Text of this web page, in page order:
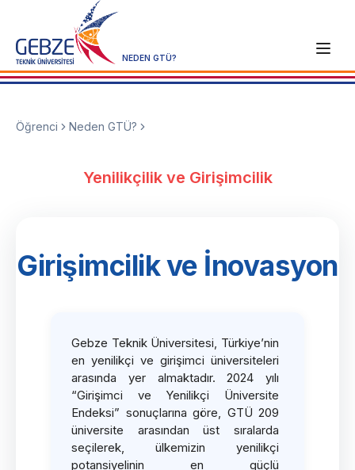
NEDEN GTÜ?
Öğrenci Neden GTÜ?
Yenilikçilik ve Girişimcilik
Girişimcilik ve İnovasyon
Gebze Teknik Üniversitesi, Türkiye’nin
en yenilikçi ve girişimci üniversiteleri
arasında yer almaktadır. 2024 yılı
“Girişimci ve Yenilikçi Üniversite
Endeksi” sonuçlarına göre, GTÜ 209
üniversite arasından üst sıralarda
seçilerek, ülkemizin yenilikçi
potansiyelinin en güçlü